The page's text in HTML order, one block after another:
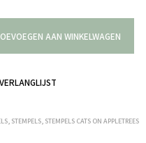
AAN WINKELWAGEN
, STEMPELS, STEMPELS CATS ON APPLETREES